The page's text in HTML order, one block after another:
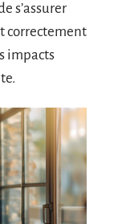
s’assurer
correctement
impacts